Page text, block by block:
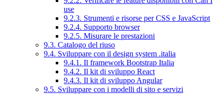
use
9.2.3. Strumenti e risorse per CSS e JavaScript
9.2.4. Supporto browser
9.2.5. Misurare le prestazioni
9.3. Catalogo del riuso
9.4. Sviluppare con il design system .italia
9.4.1. Il framework Bootstrap Italia
9.4.2. Il kit di sviluppo React
9.4.3. Il kit di sviluppo Angular
9.5. Sviluppare con i modelli di sito e servizi